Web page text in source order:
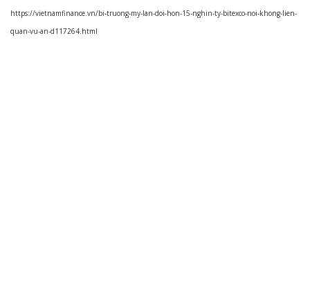
https://vietnamfinance.vn/bi-truong-my-lan-doi-hon-15-nghin-ty-bitexco-noi-khong-lien-
quan-vu-an-d117264.html